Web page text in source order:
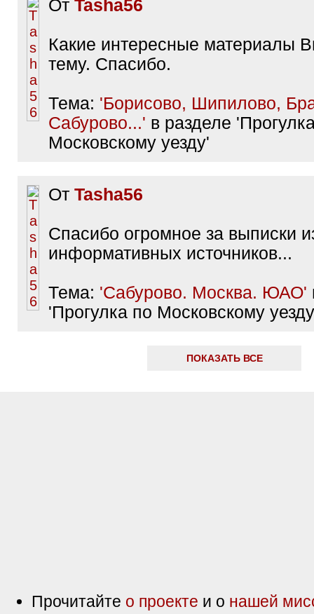
От Tasha56
Какие интересные материалы
тему. Спасибо.
Тема: 'Борисово, Шипилово,
Сабурово...' в разделе
Московскому уезду'
От Tasha56
Спасибо огромное за выписки
информативных источников...
Тема: 'Сабурово. Москва. ЮАО'
'Прогулка по Московскому
ПОКАЗАТЬ ВСЕ
Прочитайте о проекте и о нашей